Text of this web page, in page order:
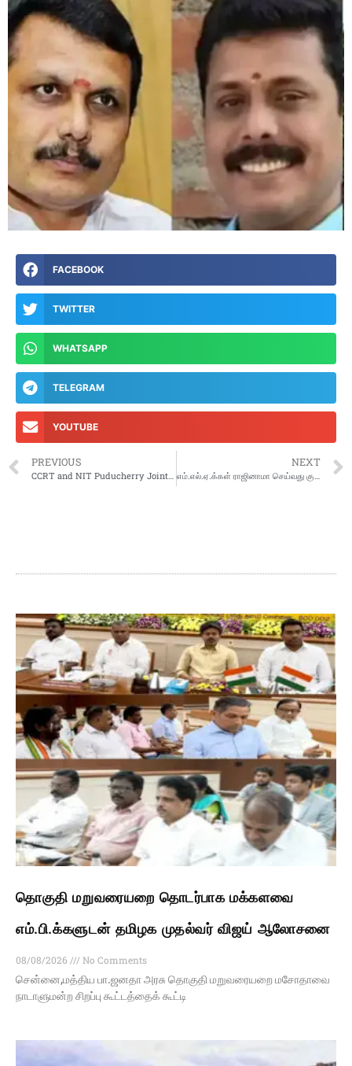
FACEBOOK
TWITTER
WHATSAPP
TELEGRAM
YOUTUBE
PREVIOUS NEXT
தொகுதி மறுவரையறை தொடர்பாக மக்களவை
எம்.பி.க்களுடன் தமிழக முதல்வர் விஜய் ஆலோசனை
08/08/2026
No Comments
சென்னை,மத்திய பா.ஜனதா அரசு தொகுதி மறுவரையறை மசோதாவை
நாடாளுமன்ற சிறப்பு கூட்டத்தைக் கூட்டி